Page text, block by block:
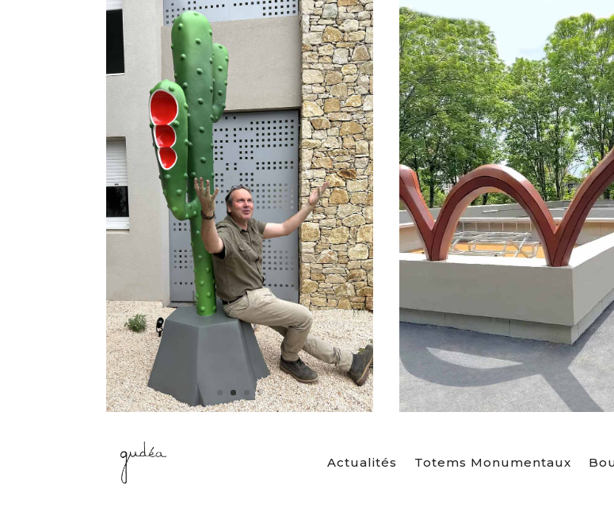
Actualités Totems Monumentaux